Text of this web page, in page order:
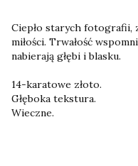
Ciepło starych fotografii,
miłości. Trwałość
nabierają głębi i blasku.
14-karatowe złoto.
Głęboka tekstura.
Wieczne.